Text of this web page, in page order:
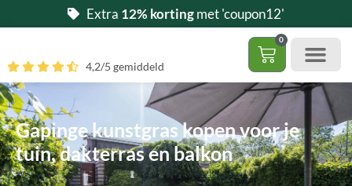
naar
inhoud
Extra 12% kortingmet 'coupon12'
0
4,2/5 gemiddeld
Gapinge kunstgras kopen voor je
tuin, dakterras en balkon